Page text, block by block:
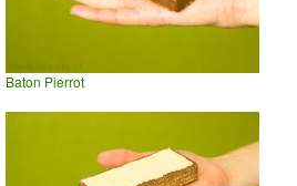
Baton Pierrot